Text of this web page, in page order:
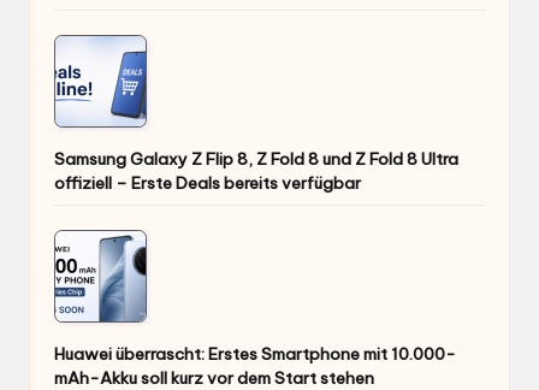
Samsung Galaxy Z Flip 8, Z Fold 8 und Z Fold 8 Ultra
offiziell – Erste Deals bereits verfügbar
Huawei überrascht: Erstes Smartphone mit 10.000-
mAh-Akku soll kurz vor dem Start stehen